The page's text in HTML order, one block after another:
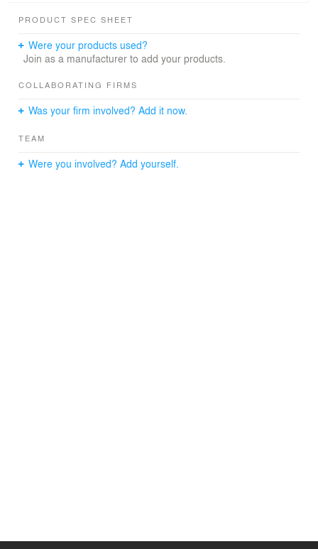
PRODUCT SPEC SHEET
Were your products used?
Join as a manufacturer to add your products.
COLLABORATING FIRMS
Was your firm involved? Add it now.
TEAM
Were you involved? Add yourself.